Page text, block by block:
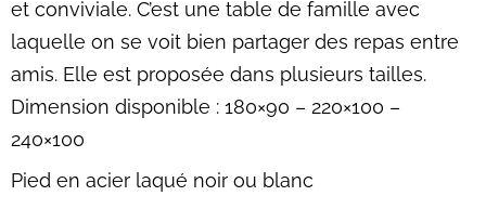
et conviviale. C’est une table de famille avec
laquelle on se voit bien partager des repas entre
amis. Elle est proposée dans plusieurs tailles.
Dimension disponible : 180×90 – 220×100 –
240×100
Pied en acier laqué noir ou blanc